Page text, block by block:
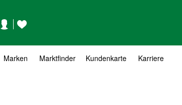
KontoWunschzettel
Marken Marktfinder Kundenkarte Karriere